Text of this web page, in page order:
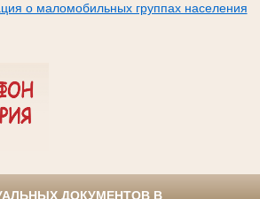
о маломобильных группах населения
ДОКУМЕНТОВ В